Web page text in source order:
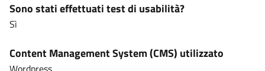
Sono stati effettuati test di usabilità?
Sì
Content Management System (CMS) utilizzato